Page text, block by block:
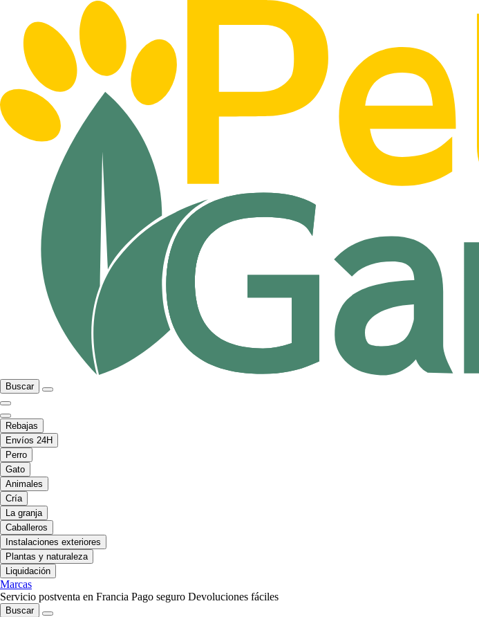
Buscar
Rebajas
Envíos 24H
Perro
Gato
Animales
Cría
La granja
Caballeros
Instalaciones exteriores
Plantas y naturaleza
Liquidación
Marcas
Servicio postventa en Francia Pago seguro Devoluciones fáciles
Buscar